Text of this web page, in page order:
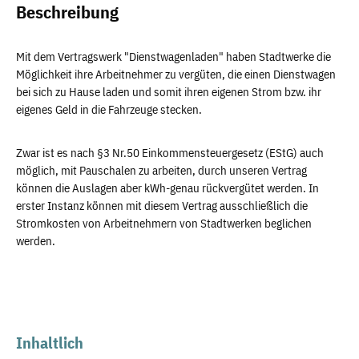
Beschreibung
Mit dem Vertragswerk "Dienstwagenladen" haben Stadtwerke die
Möglichkeit ihre Arbeitnehmer zu vergüten, die einen Dienstwagen
bei sich zu Hause laden und somit ihren eigenen Strom bzw. ihr
eigenes Geld in die Fahrzeuge stecken.
Zwar ist es nach §3 Nr.50 Einkommensteuergesetz (EStG) auch
möglich, mit Pauschalen zu arbeiten, durch unseren Vertrag
können die Auslagen aber kWh-genau rückvergütet werden. In
erster Instanz können mit diesem Vertrag ausschließlich die
Stromkosten von Arbeitnehmern von Stadtwerken beglichen
werden.
Inhaltlich